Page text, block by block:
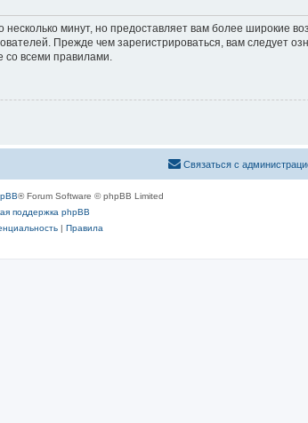
минут, но предоставляет вам более широкие
Прежде чем зарегистрироваться, вам следует
всеми правилами.
Связаться с
® Forum Software © phpBB Limited
поддержка phpBB
| Правила